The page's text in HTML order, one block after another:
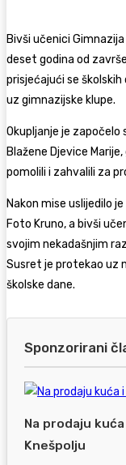
Bivši učenici
deset godina od
prisjećajući se
uz gimnazijske klupe.
Okupljanje je
Blažene Djevice
pomolili i zahvalili za
Nakon mise uslijedilo
Foto Kruno, a bivši
svojim nekadašnjim
Susret je protekao uz
školske dane.
Sponzorirani
Na prodaju
Knešpolju